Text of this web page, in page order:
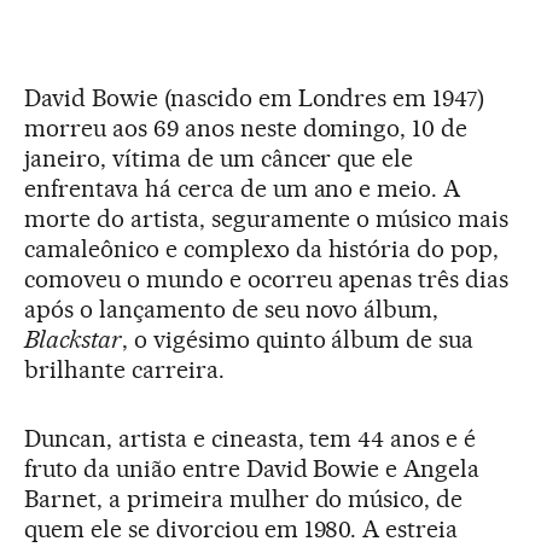
David Bowie (nascido em Londres em 1947)
morreu aos 69 anos neste domingo, 10 de
janeiro, vítima de um câncer que ele
enfrentava há cerca de um ano e meio. A
morte do artista, seguramente o músico mais
camaleônico e complexo da história do pop,
comoveu o mundo e ocorreu apenas três dias
após o lançamento de seu novo álbum,
Blackstar, o vigésimo quinto álbum de sua
brilhante carreira.
Duncan, artista e cineasta, tem 44 anos e é
fruto da união entre David Bowie e Angela
Barnet, a primeira mulher do músico, de
quem ele se divorciou em 1980. A estreia